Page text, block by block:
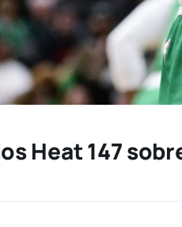
Heat 147